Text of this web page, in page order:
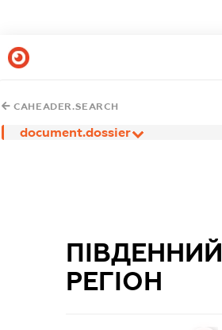
CAHEADER.SEARCH
document.dossier
ПІВДЕННИЙ
РЕГІОН